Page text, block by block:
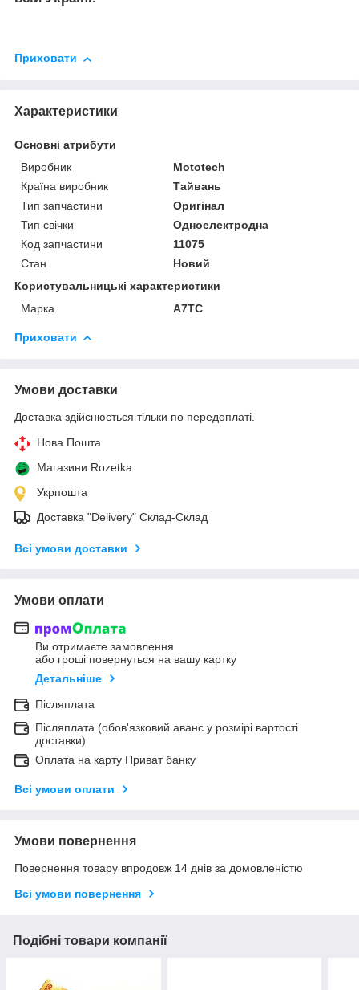
Приховати
Характеристики
Основні атрибути
Виробник
Mototech
Країна виробник
Тайвань
Тип запчастини
Оригінал
Тип свічки
Одноелектродна
Код запчастини
11075
Стан
Новий
Користувальницькі характеристики
Марка
A7TC
Приховати
Умови доставки
Доставка здійснюється тільки по передоплаті.
Нова Пошта
Магазини Rozetka
Укрпошта
Доставка "Delivery" Склад-Склад
Всі умови доставки
Умови оплати
Ви отримаєте замовлення
або гроші повернуться на вашу картку
Детальніше
Післяплата
Післяплата (обов'язковий аванс у розмірі вартості
доставки)
Оплата на карту Приват банку
Всі умови оплати
Умови повернення
Повернення товару впродовж 14 днів за домовленістю
Всі умови повернення
Подібні товари компанії